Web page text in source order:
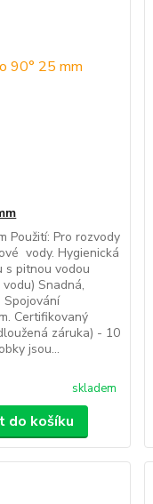
Použití: Pro rozvody
vody. Hygienická
s pitnou vodou
Snadná,
Spojování
Certifikovaný
záruka) - 10
jsou...
skladem
do košíku